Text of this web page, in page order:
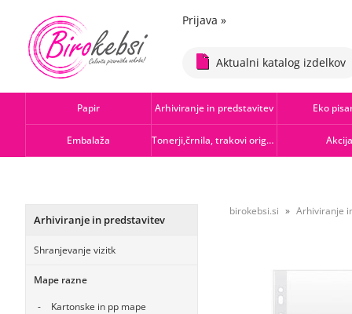
Prijava »
Aktualni katalog izdelkov
Papir Arhiviranje in predstavitev Eko
Embalaža Tonerji,črnila, trakovi orig.-rec. Akcija
Arhiviranje in predstavitev
Shranjevanje vizitk
Mape razne
Kartonske in pp mape
birokebsi.si Arhiviranje